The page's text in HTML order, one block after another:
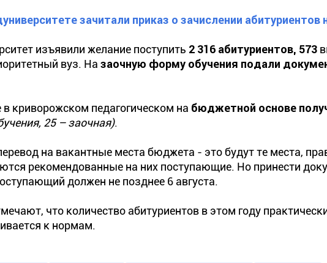
зачитали приказ о зачислении
изъявили желание поступить 2 316 абитуриентов, 573
вуз. На заочную форму обучения подали
криворожском педагогическом на бюджетной основе
25 – заочная).
на вакантные места бюджета - это будут те места,
рекомендованные на них поступающие. Но принести
должен не позднее 6 августа.
что количество абитуриентов в этом году
к нормам.